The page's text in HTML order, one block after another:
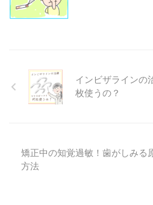
インビザラインの
枚使うの？
矯正中の知覚過敏！歯がしみる
方法